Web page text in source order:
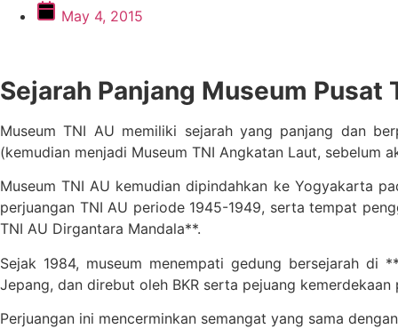
May 4, 2015
Sejarah Panjang Museum Pusat
Museum TNI AU memiliki sejarah yang panjang dan
(kemudian menjadi Museum TNI Angkatan Laut, sebelum
Museum TNI AU kemudian dipindahkan ke Yogyakarta
perjuangan TNI AU periode 1945-1949, serta tempat
TNI AU Dirgantara Mandala**.
Sejak 1984, museum menempati gedung bersejarah di
Jepang, dan direbut oleh BKR serta pejuang
Perjuangan ini mencerminkan semangat yang sama